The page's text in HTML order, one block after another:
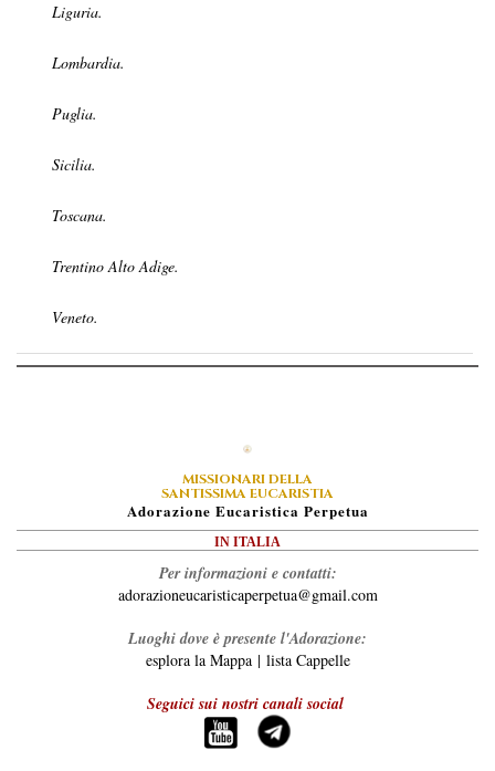
Liguria.
Lombardia.
Puglia.
Sicilia.
Toscana.
Trentino Alto Adige.
Veneto.
MISSIONARI DELLA
SANTISSIMA EUCARISTIA
ADorazione EUcaristica PErpetua
IN ITALIA
Per informazioni e contatti:
adorazioneucaristicaperpetua@gmail.com
Luoghi dove è presente l'Adorazione:
esplora la Mappa| lista Cappelle
Seguici sui nostri canali social